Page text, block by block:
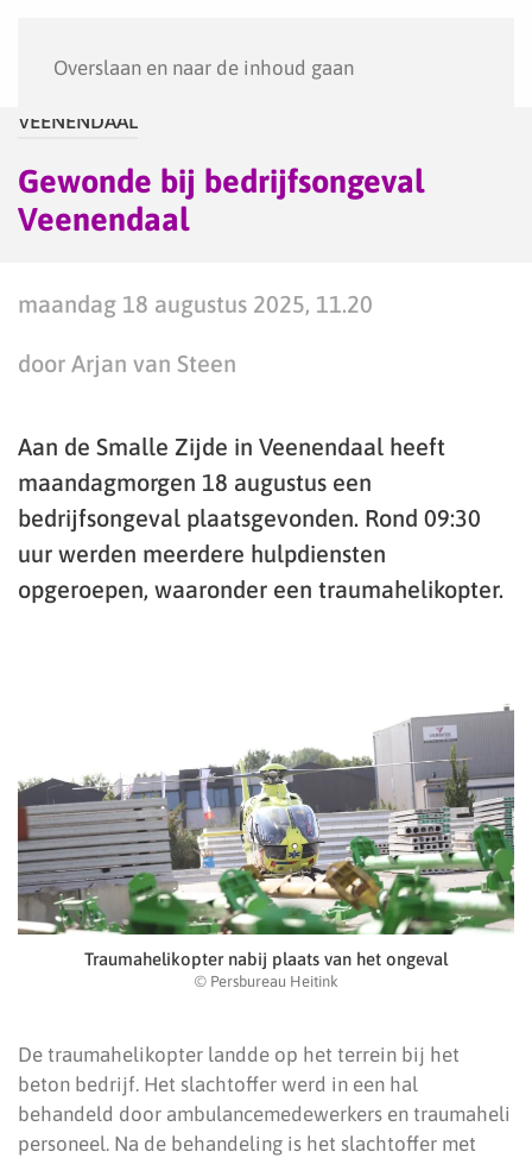
Overslaan en naar de inhoud gaan
VEENENDAAL
Gewonde bij bedrijfsongeval
Veenendaal
maandag 18 augustus 2025, 11.20
door Arjan van Steen
Aan de Smalle Zijde in Veenendaal heeft
maandagmorgen 18 augustus een
bedrijfsongeval plaatsgevonden. Rond 09:30
uur werden meerdere hulpdiensten
opgeroepen, waaronder een traumahelikopter.
Traumahelikopter nabij plaats van het ongeval
© Persbureau Heitink
De traumahelikopter landde op het terrein bij het
beton bedrijf. Het slachtoffer werd in een hal
behandeld door ambulancemedewerkers en traumaheli
personeel. Na de behandeling is het slachtoffer met